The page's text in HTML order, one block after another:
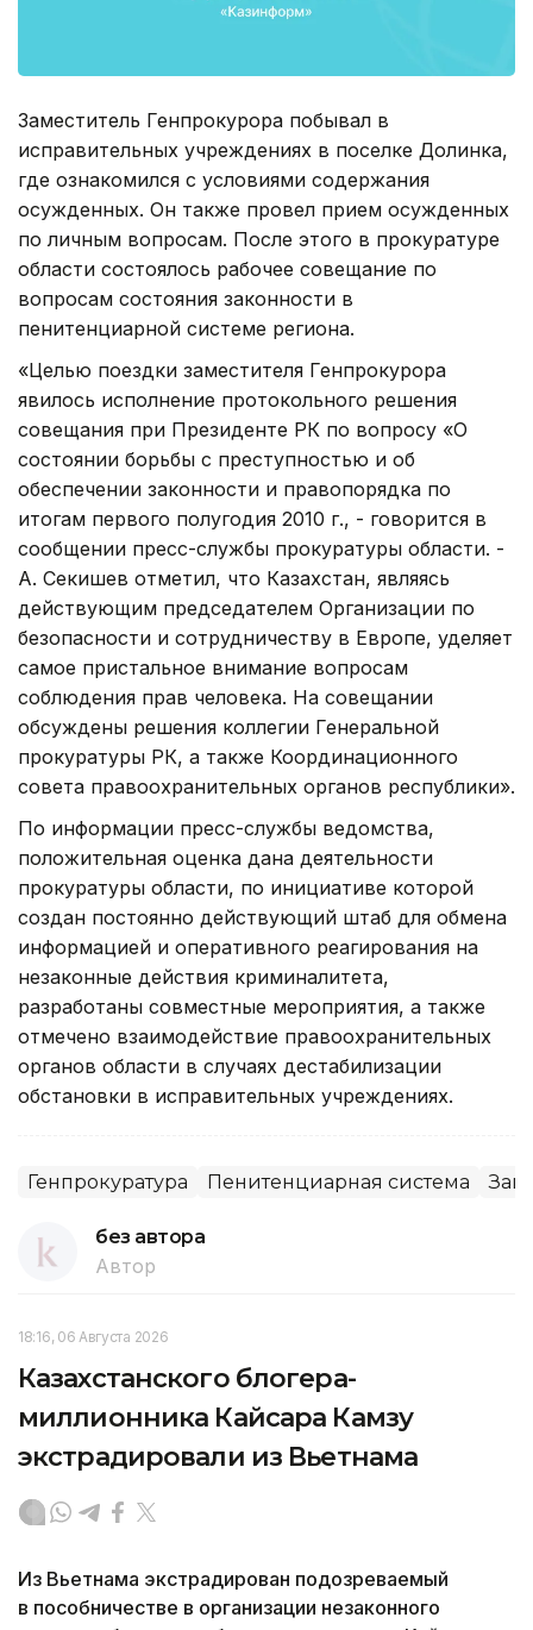
Заместитель Генпрокурора побывал в
исправительных учреждениях в поселке Долинка,
где ознакомился с условиями содержания
осужденных. Он также провел прием осужденных
по личным вопросам. После этого в прокуратуре
области состоялось рабочее совещание по
вопросам состояния законности в
пенитенциарной системе региона.
«Целью поездки заместителя Генпрокурора
явилось исполнение протокольного решения
совещания при Президенте РК по вопросу «О
состоянии борьбы с преступностью и об
обеспечении законности и правопорядка по
итогам первого полугодия 2010 г., - говорится в
сообщении пресс-службы прокуратуры области. -
А. Секишев отметил, что Казахстан, являясь
действующим председателем Организации по
безопасности и сотрудничеству в Европе, уделяет
самое пристальное внимание вопросам
соблюдения прав человека. На совещании
обсуждены решения коллегии Генеральной
прокуратуры РК, а также Координационного
совета правоохранительных органов республики».
По информации пресс-службы ведомства,
положительная оценка дана деятельности
прокуратуры области, по инициативе которой
создан постоянно действующий штаб для обмена
информацией и оперативного реагирования на
незаконные действия криминалитета,
разработаны совместные мероприятия, а также
отмечено взаимодействие правоохранительных
органов области в случаях дестабилизации
обстановки в исправительных учреждениях.
Генпрокуратура Пенитенциарная система
без автора
Автор
18:16, 06 Августа 2026
Казахстанского блогера-
миллионника Кайсара Камзу
экстрадировали из Вьетнама
Из Вьетнама экстрадирован подозреваемый
в пособничестве в организации незаконного